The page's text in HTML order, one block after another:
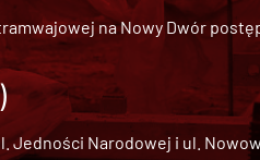
na Nowy Dwór
Narodowej i ul.